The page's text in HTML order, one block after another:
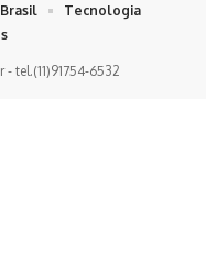
- tel.(11)91754-6532
Brasil
Tecnologia